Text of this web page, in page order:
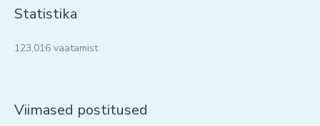
Statistika
123,016 vaatamist
Viimased postitused